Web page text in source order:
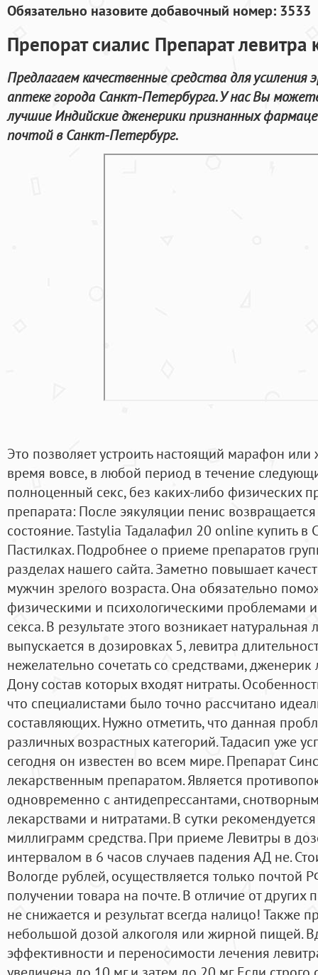
Обязательно назовите добавочный номер: 3533
Препорат сиалис Препарат левитра
Предлагаем качественные средства для усиления
аптеке города Санкт-Петербурга. У нас Вы
лучшие Индийские дженерики признанных
почтой в Санкт-Петербург.
Это позволяет устроить настоящий марафон или
время вовсе, в любой период в течение
полноценный секс, без каких-либо физических
препарата: После эякуляции пенис
состояние. Tastylia Тадалафил 20 online купить в
Пастилках. Подробнее о приеме препаратов
разделах нашего сайта. Заметно повышает
мужчин зрелого возраста. Она обязательно
физическими и психологическими проблемами
секса. В результате этого возникает
выпускается в дозировках 5, левитра
нежелательно сочетать со средствами, дженерик
Дону состав которых входят нитраты.
что специалистами было точно рассчитано
составляющих. Нужно отметить, что данная
различных возрастных категорий. Тадасип уже
сегодня он известен во всем мире. Препарат
лекарственным препаратом. Является
одновременно с антидепрессантами,
лекарствами и нитратами. В сутки
миллиграмм средства. При приеме Левитры в
интервалом в 6 часов случаев падения АД не.
Вологде рублей, осуществляется только почтой
получении товара на почте. В отличие от других
не снижается и результат всегда налицо! Также
небольшой дозой алкоголя или жирной пищей.
эффективности и переносимости лечения